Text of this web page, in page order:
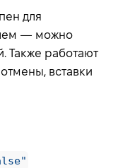
для
— можно
Также работают
вставки